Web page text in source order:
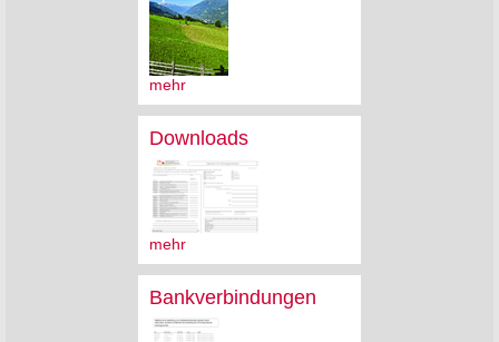
mehr
Downloads
mehr
Bankverbindungen